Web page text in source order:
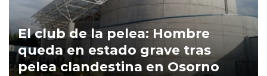
El club de la pelea: Hombre
queda en estado grave tras
pelea clandestina en Osorno